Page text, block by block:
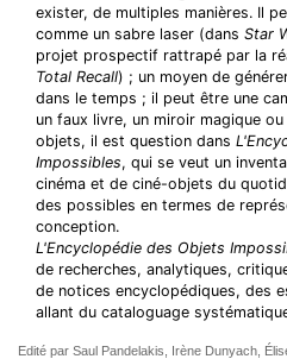
exister, de multiples manières. Il
comme un sabre laser (dans Star
projet prospectif rattrapé par la
Total Recall) ; un moyen de
dans le temps ; il peut être une
un faux livre, un miroir magique
objets, il est question dans
Impossibles, qui se veut un
cinéma et de ciné-objets du
des possibles en termes de
conception.
L'Encyclopédie des Objets
de recherches, analytiques,
de notices encyclopédiques, des
allant du cataloguage
Edité par Saul Pandelakis, Irène Dunyach,